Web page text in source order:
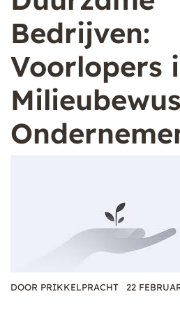
Bedrijven:
Voorlopers
DOOR PRIKKELPRACHT 22